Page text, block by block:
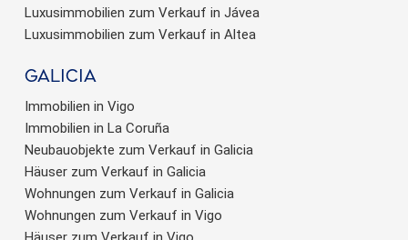
Luxusimmobilien zum Verkauf in Jávea
Luxusimmobilien zum Verkauf in Altea
Galicia
Immobilien in Vigo
Immobilien in La Coruña
Neubauobjekte zum Verkauf in Galicia
Häuser zum Verkauf in Galicia
Wohnungen zum Verkauf in Galicia
Wohnungen zum Verkauf in Vigo